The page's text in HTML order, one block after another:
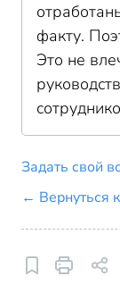
факту.
Это не
Задать свой
← Вернуться